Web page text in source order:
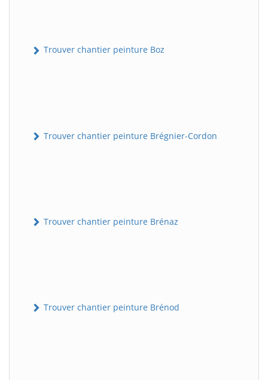
Trouver chantier peinture Boz
Trouver chantier peinture Brégnier-Cordon
Trouver chantier peinture Brénaz
Trouver chantier peinture Brénod